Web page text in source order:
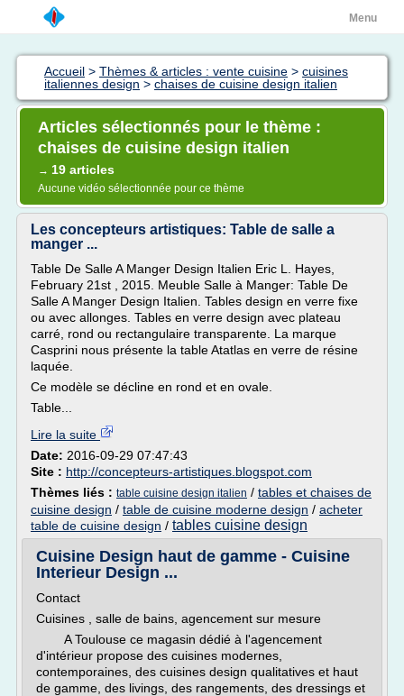
Menu
Accueil > Thèmes & articles : vente cuisine > cuisines
italiennes design > chaises de cuisine design italien
Articles sélectionnés pour le thème :
chaises de cuisine design italien
→ 19 articles
Aucune vidéo sélectionnée pour ce thème
Les concepteurs artistiques: Table de salle a
manger ...
Table De Salle A Manger Design Italien Eric L. Hayes,
February 21st , 2015. Meuble Salle à Manger: Table De
Salle A Manger Design Italien. Tables design en verre fixe
ou avec allonges. Tables en verre design avec plateau
carré, rond ou rectangulaire transparente. La marque
Casprini nous présente la table Atatlas en verre de résine
laquée.
Ce modèle se décline en rond et en ovale.
Table...
Lire la suite
Date: 2016-09-29 07:47:43
Site : http://concepteurs-artistiques.blogspot.com
Thèmes liés : table cuisine design italien / tables et chaises de
cuisine design / table de cuisine moderne design / acheter
table de cuisine design / tables cuisine design
Cuisine Design haut de gamme - Cuisine
Interieur Design ...
Contact
Cuisines , salle de bains, agencement sur mesure
A Toulouse ce magasin dédié à l'agencement
d'intérieur propose des cuisines modernes,
contemporaines, des cuisines design qualitatives et haut
de gamme, des livings, des rangements, des dressings et